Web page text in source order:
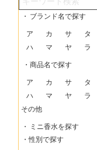
・ ブランド名で探す
ア カ サ タ
ハ
マ ヤ ラ
・商品名で探す
ア カ サ タ
ハ
マ ヤ ラ
その他
・
ミニ香水を探す
・性別で探す